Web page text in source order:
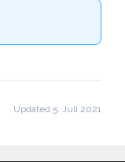
Updated 5. Juli 2021